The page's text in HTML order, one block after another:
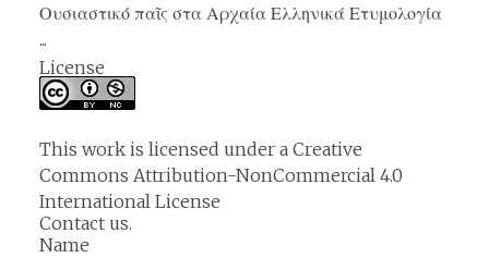
Ουσιαστικό παῖς στα Αρχαία Ελληνικά Ετυμολογία
...
License
This work is licensed under a Creative
Commons Attribution-NonCommercial 4.0
International License
Contact us.
Name